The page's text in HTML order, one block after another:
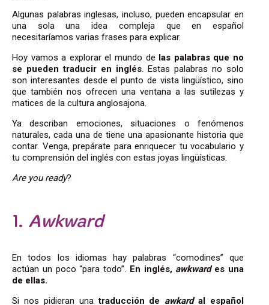
Algunas palabras inglesas, incluso, pueden encapsular en
una sola una idea compleja que en español
necesitaríamos varias frases para explicar.
Hoy vamos a explorar el mundo de las palabras que no
se pueden traducir en inglés . Estas palabras no solo
son interesantes desde el punto de vista lingüístico, sino
que también nos ofrecen una ventana a las sutilezas y
matices de la cultura anglosajona.
Ya describan emociones, situaciones o fenómenos
naturales, cada una de tiene una apasionante historia que
contar. Venga, prepárate para enriquecer tu vocabulario y
tu comprensión del inglés con estas joyas lingüísticas.
Are you ready?
1. Awkward
En todos los idiomas hay palabras “comodines” que
actúan un poco “para todo”. En inglés, awkwardes una
de ellas.
Si nos pidieran unatraducción de awkardal español